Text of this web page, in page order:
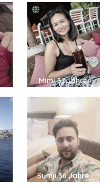
Mimi,37 Jahre
Sumji,36 Jahre